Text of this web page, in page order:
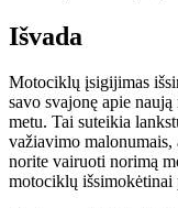
Išvada
Motociklų įsigijimas
savo svajonę apie
metu. Tai suteikia
važiavimo
norite vairuoti norimą
motociklų išsimokėtinai